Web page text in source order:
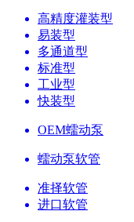
高精度灌装型
易装型
多通道型
标准型
工业型
快装型
OEM蠕动泵
蠕动泵软管
准择软管
进口软管